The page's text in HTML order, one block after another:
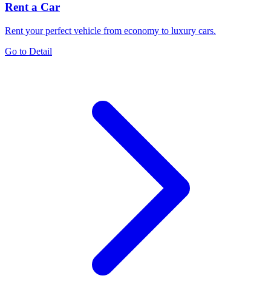
Rent a Car
Rent your perfect vehicle from economy to luxury cars.
Go to Detail